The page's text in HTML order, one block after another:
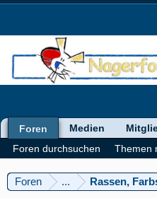
Foren ... Rassen,
Foren
Foren durchsuchen
Themen
Medien